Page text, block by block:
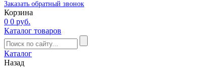
Заказать обратный звонок
Корзина
0 0 руб.
Каталог товаров
Каталог
Назад